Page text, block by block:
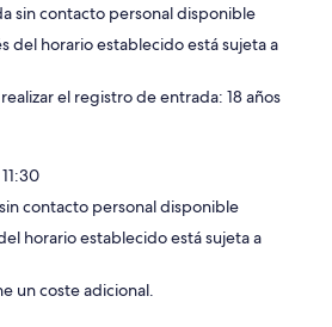
sin contacto personal disponible
del horario establecido está sujeta a
el registro de entrada: 18 años
contacto personal disponible
horario establecido está sujeta a
un coste adicional.